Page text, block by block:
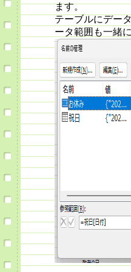
ます。
テーブルにデー
ータ範囲も一緒